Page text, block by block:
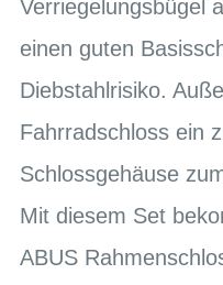
Verriegelungsbügel
einen guten
Diebstahlrisiko.
Fahrradschloss ein
Schlossgehäuse
Mit diesem Set
ABUS